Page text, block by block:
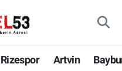
Rizespor Artvin